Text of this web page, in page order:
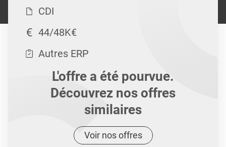
CDI
44/48K€
Autres ERP
L'offre a été pourvue.
Découvrez nos offres
similaires
Voir nos offres